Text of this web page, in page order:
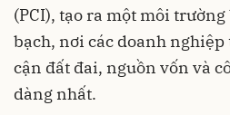
(PCI), tạo ra một môi
bạch, nơi các doanh
cận đất đai, nguồn vốn và
dàng nhất.